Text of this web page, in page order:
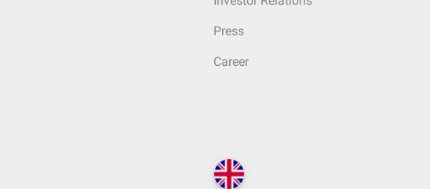
Press
Career